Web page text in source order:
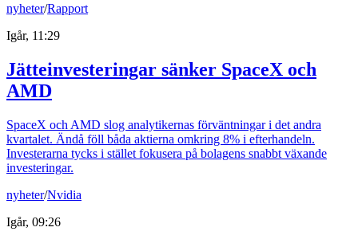
nyheter/Rapport
Igår, 11:29
Jätteinvesteringar sänker SpaceX och
AMD
SpaceX och AMD slog analytikernas förväntningar i det andra
kvartalet. Ändå föll båda aktierna omkring 8% i efterhandeln.
Investerarna tycks i stället fokusera på bolagens snabbt växande
investeringar.
nyheter/Nvidia
Igår, 09:26